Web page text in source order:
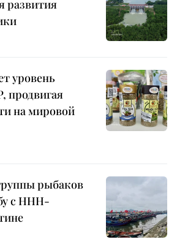
развития
уровень
продвигая
на мировой
рыбаков
с ННН-